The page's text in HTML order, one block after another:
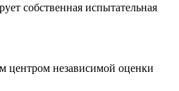
собственная испытательная
центром независимой оценки